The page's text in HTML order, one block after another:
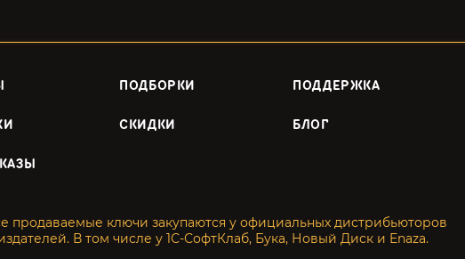
ПОДБОРКИ ПОДДЕРЖКА
СКИДКИ БЛОГ
продаваемые ключи закупаются у официальных дистрибьюторов
В том числе у 1С-СофтКлаб, Бука, Новый Диск и Enaza.